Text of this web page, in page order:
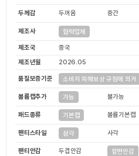
두께감 두꺼움 중간
제조사 협력업체
제조국
중국
제조년월
2026.05
품질보증기준 소비자 피해보상 규정에 의거
볼륨캡추가 가능 불가능
패드종류 기본캡 볼륨기본캡
팬티스타일 삼각 사각
팬티안감 두겹안감 앞면안감